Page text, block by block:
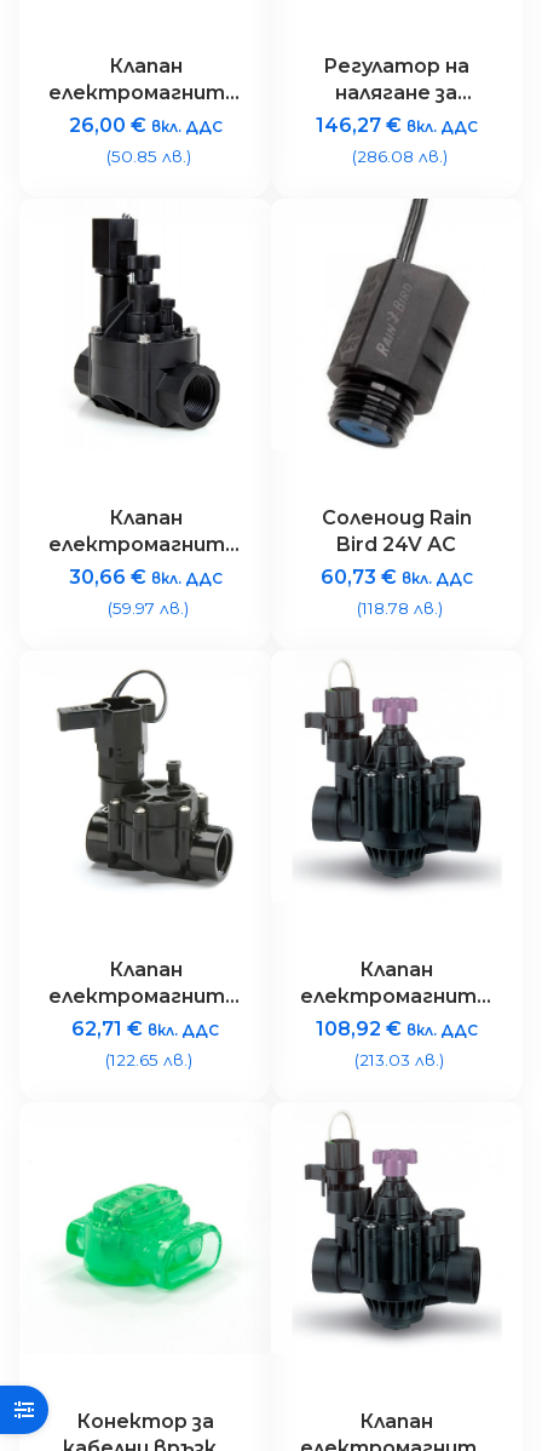
Клапан
електромагнитен
Rain Bird 100HV –
1″ 24V
26,00 € вкл. ДДС
(50.85 лв.)
Регулатор на
налягане за
клапани
PGA/PEB/BPE,
налягане от 1.04
до 6.9 bar с
точност ± 0.21
bar
146,27 € вкл. ДДС
(286.08 лв.)
Клапан
електромагнитен
Rain Bird 100HVF –
1″ 24V с рег.
дебит
30,66 € вкл. ДДС
(59.97 лв.)
Соленоид Rain
Bird 24V АC
60,73 € вкл. ДДС
(118.78 лв.)
Клапан
електромагнитен
Rain Bird
100DVFTBOS – 1″
62,71€ вкл. ДДС
(122.65 лв.)
Клапан
електромагнитен
Rain Bird 150PGA –
1 1/2″ 24V
108,92 € вкл. ДДС
(213.03 лв.)
Конектор за
Клапан